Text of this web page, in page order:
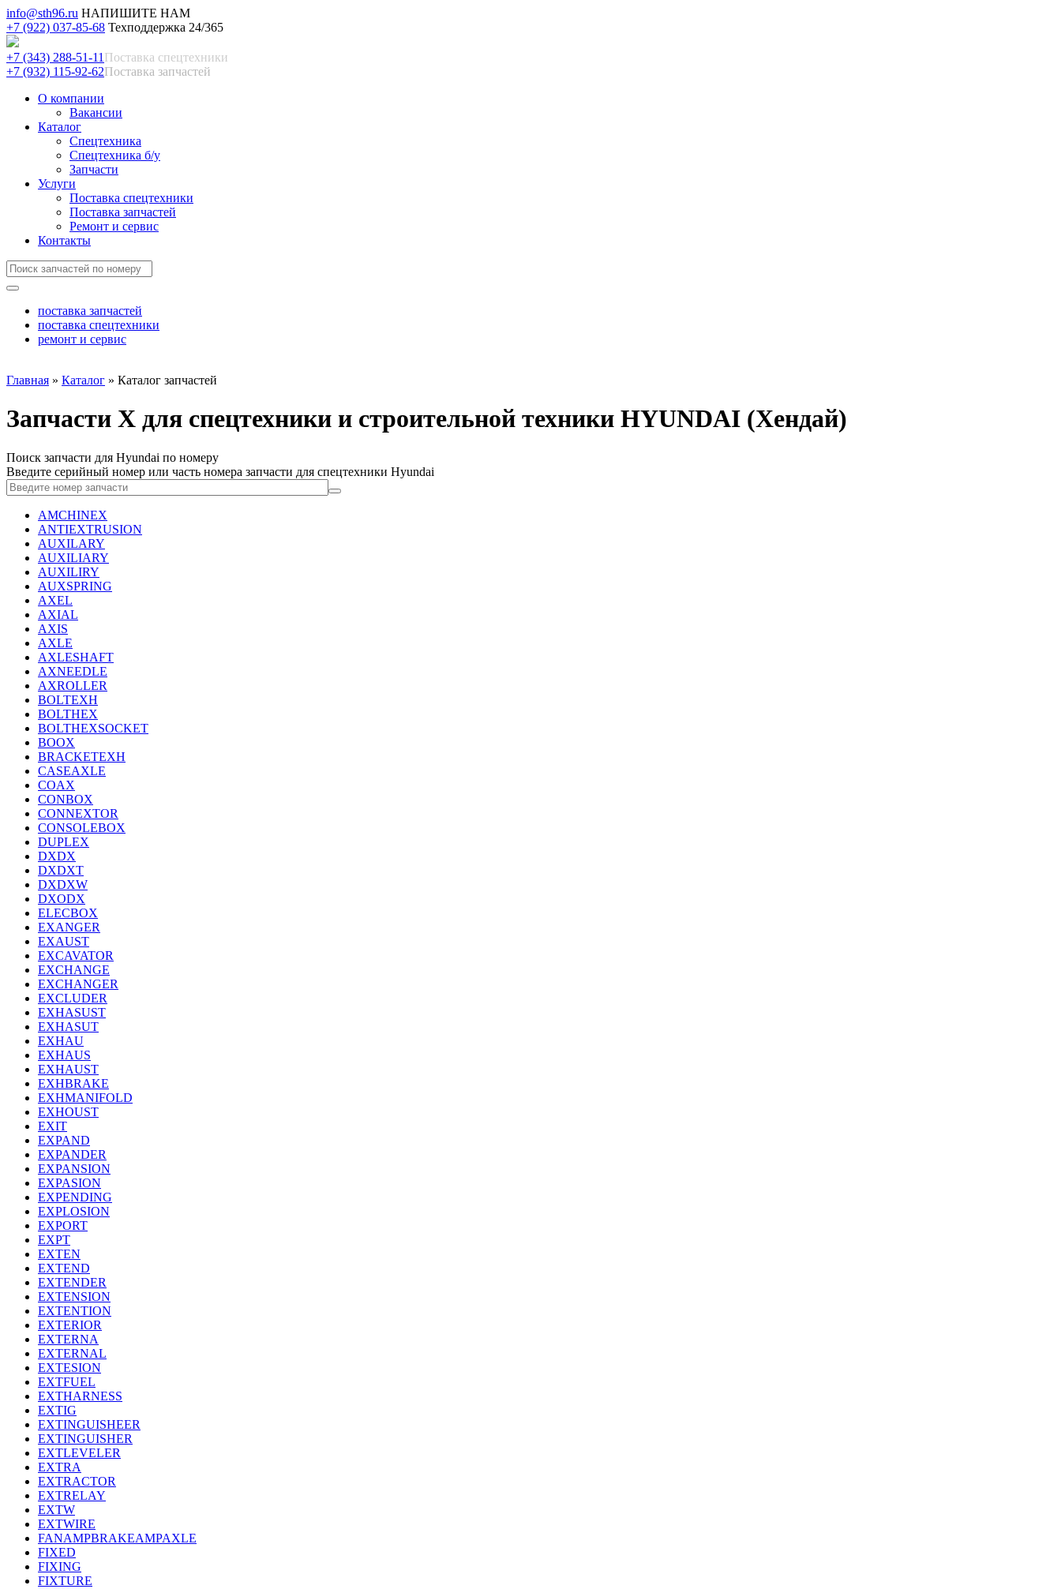
info@sth96.ru НАПИШИТЕ НАМ
+7 (922) 037-85-68 Техподдержка 24/365
+7 (343) 288-51-11 Поставка спецтехники
+7 (932) 115-92-62Поставка запчастей
О компании
Вакансии
Каталог
Спецтехника
Спецтехника б/у
Запчасти
Услуги
Поставка спецтехники
Поставка запчастей
Ремонт и сервис
Контакты
поставка запчастей
поставка спецтехники
ремонт и сервис
Главная » Каталог » Каталог запчастей
Запчасти X для спецтехники и строительной техники HYUNDAI (Хендай)
Поиск запчасти для Hyundai по номеру
Введите серийный номер или часть номера запчасти для спецтехники Hyundai
AMCHINEX
ANTIEXTRUSION
AUXILARY
AUXILIARY
AUXILIRY
AUXSPRING
AXEL
AXIAL
AXIS
AXLE
AXLESHAFT
AXNEEDLE
AXROLLER
BOLTEXH
BOLTHEX
BOLTHEXSOCKET
BOOX
BRACKETEXH
CASEAXLE
COAX
CONBOX
CONNEXTOR
CONSOLEBOX
DUPLEX
DXDX
DXDXT
DXDXW
DXODX
ELECBOX
EXANGER
EXAUST
EXCAVATOR
EXCHANGE
EXCHANGER
EXCLUDER
EXHASUST
EXHASUT
EXHAU
EXHAUS
EXHAUST
EXHBRAKE
EXHMANIFOLD
EXHOUST
EXIT
EXPAND
EXPANDER
EXPANSION
EXPASION
EXPENDING
EXPLOSION
EXPORT
EXPT
EXTEN
EXTEND
EXTENDER
EXTENSION
EXTENTION
EXTERIOR
EXTERNA
EXTERNAL
EXTESION
EXTFUEL
EXTHARNESS
EXTIG
EXTINGUISHEER
EXTINGUISHER
EXTLEVELER
EXTRA
EXTRACTOR
EXTRELAY
EXTW
EXTWIRE
FANAMPBRAKEAMPAXLE
FIXED
FIXING
FIXTURE